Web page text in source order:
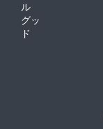
ル
グッ
ド